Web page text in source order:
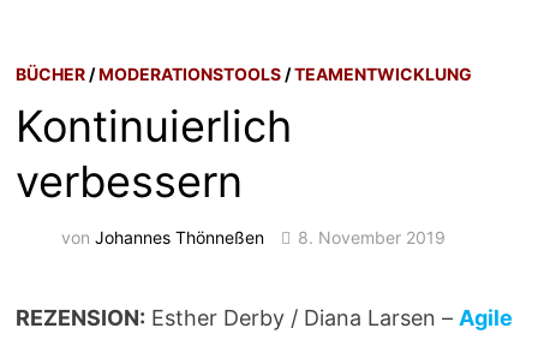
BÜCHER /MODERATIONSTOOLS /TEAMENTWICKLUNG
Kontinuierlich
verbessern
vonJohannes Thönneßen 8. November 2019
REZENSION: Esther Derby / Diana Larsen – Agile